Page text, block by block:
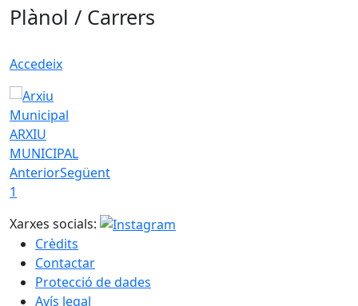
Plànol / Carrers
Accedeix
ARXIU
MUNICIPAL
AnteriorSegüent
1
Xarxes socials:
Crèdits
Contactar
Protecció de dades
Avís legal